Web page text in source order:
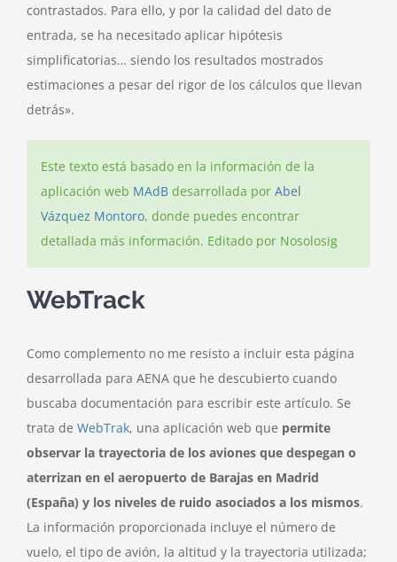
contrastados. Para ello, y por la calidad del dato de
entrada, se ha necesitado aplicar hipótesis
simplificatorias… siendo los resultados mostrados
estimaciones a pesar del rigor de los cálculos que llevan
detrás».
Este texto está basado en la información de la
aplicación web MAdB desarrollada por Abel
Vázquez Montoro, donde puedes encontrar
detallada más información. Editado por Nosolosig
WebTrack
Como complemento no me resisto a incluir esta página
desarrollada para AENA que he descubierto cuando
buscaba documentación para escribir este artículo. Se
trata de WebTrak, una aplicación web que permite
observar la trayectoria de los aviones que despegan o
aterrizan en el aeropuerto de Barajas en Madrid
(España) y los niveles de ruido asociados a los mismos.
La información proporcionada incluye el número de
vuelo, el tipo de avión, la altitud y la trayectoria utilizada;